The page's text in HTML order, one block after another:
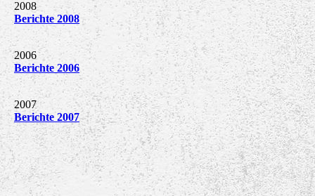
2008
Berichte 2008
2006
Berichte 2006
2007
Berichte 2007